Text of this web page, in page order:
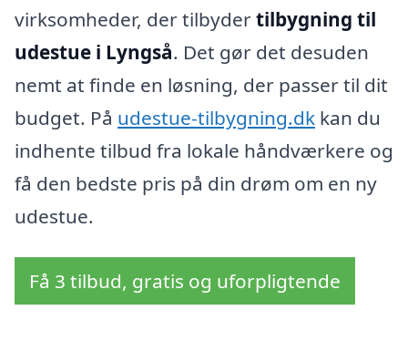
virksomheder, der tilbydertilbygning til
udestue i Lyngså. Det gør det desuden
nemt at finde en løsning, der passer til dit
budget. På udestue-tilbygning.dk kan du
indhente tilbud fra lokale håndværkere og
få den bedste pris på din drøm om en ny
udestue.
Få 3 tilbud, gratis og uforpligtende